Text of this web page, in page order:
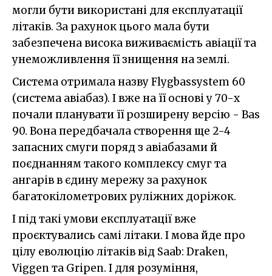
могли бути використані для експлуатації
літаків. За рахунок цього мала бути
забезпечена висока виживаємість авіації та
унеможливлення її знищення на землі.
Система отримала назву Flygbassystem 60
(система авіабаз). І вже на її основі у 70-х
почали планувати її розширену версію - Bas
90. Вона передбачала створення ще 2-4
запасних смуги поряд з авіабазами й
поєднанням такого комплексу смуг та
ангарів в єдину мережу за рахунок
багатокілометрових руліжних доріжок.
І під такі умови експлуатації вже
проєктувались самі літаки. І мова йде про
цілу еволюцію літаків від Saab: Draken,
Viggen та Gripen. І для розуміння,